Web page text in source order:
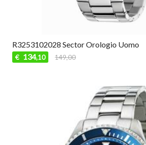
R3253102028 Sector Orologio Uomo
€ 134,10 149,00